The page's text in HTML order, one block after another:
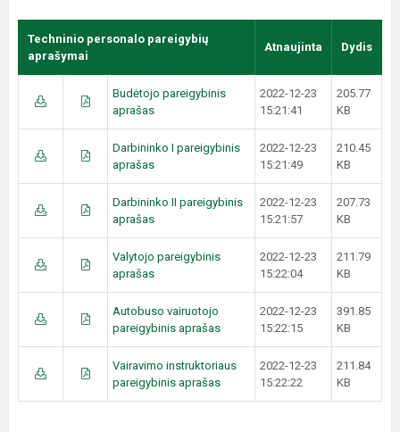
Techninio personalo pareigybių
aprašymai
Atnaujinta Dydis
Budėtojo pareigybinis
aprašas
2022-12-23
15:21:41
205.77
KB
Darbininko I pareigybinis
aprašas
2022-12-23
15:21:49
210.45
KB
Darbininko II pareigybinis
aprašas
2022-12-23
15:21:57
207.73
KB
Valytojo pareigybinis
aprašas
2022-12-23
15:22:04
211.79
KB
Autobuso vairuotojo
pareigybinis aprašas
2022-12-23
15:22:15
391.85
KB
Vairavimo instruktoriaus
pareigybinis aprašas
2022-12-23
15:22:22
211.84
KB